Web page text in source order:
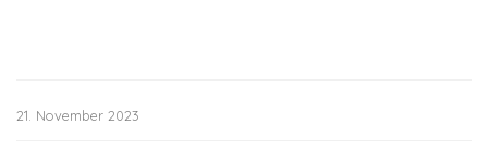
21. November 2023